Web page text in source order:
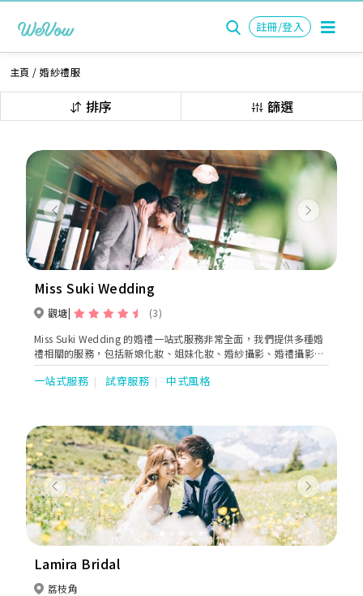
註冊/登入
主頁 /婚紗禮服
排序 篩選
Previous Next
Miss Suki Wedding
觀塘
(3)
Miss Suki Wedding 的婚禮一站式服務非常全面，我們提供多種婚
禮相關的服務，包括新娘化妝、姐妹化妝、婚紗攝影、婚禮攝影錄
影等。無論您需要哪些服務，我們都能夠為您提供最優質的服務，
讓您在婚禮當天享受到最完美的體驗。 除了提供全面的婚禮服務
的婚禮體驗。我們的服務團隊具有豐富的經驗和敏銳的洞察力，能
夠根據客人的喜好和需求，為客人打造獨一無二的婚禮風格。 為了
令婚禮更加完美，Miss Suki Wedding 的服務團隊會提前與客人溝
通，確定客人的需求和喜好，並根據客人的需求和喜好，為客人打
造獨特的婚禮風格。在婚禮當天，我們的服務團隊會全程陪伴客
人，確保每一個細節都能夠完美呈現，讓客人能夠全身心地享受婚
禮當天的美好時光。如果您正在尋找一家能夠為您提供最優質婚禮
服務的公司，Miss Suki Wedding 將會是您最好的選擇!
一站式服務 試穿服務 中式風格
Previous Next
Lamira Bridal
荔枝角